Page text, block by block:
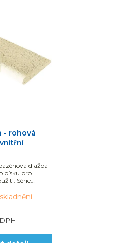
- rohová
dlažba
písku pro
Série